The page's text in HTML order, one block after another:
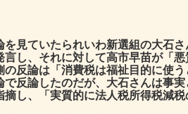
見ていたられいわ新選組の大石
言し、それに対して高市早苗が「
の反論は「消費税は福祉目的に使
で反論したのだが、大石さんは事
摘し、「実質的に法人税所得税減